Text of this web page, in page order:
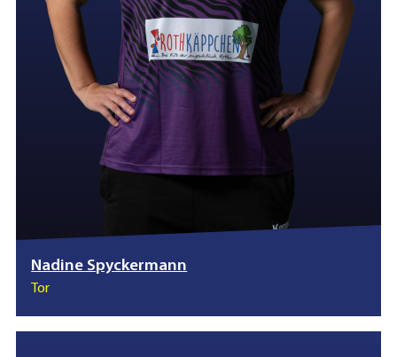
Nadine Spyckermann
Tor